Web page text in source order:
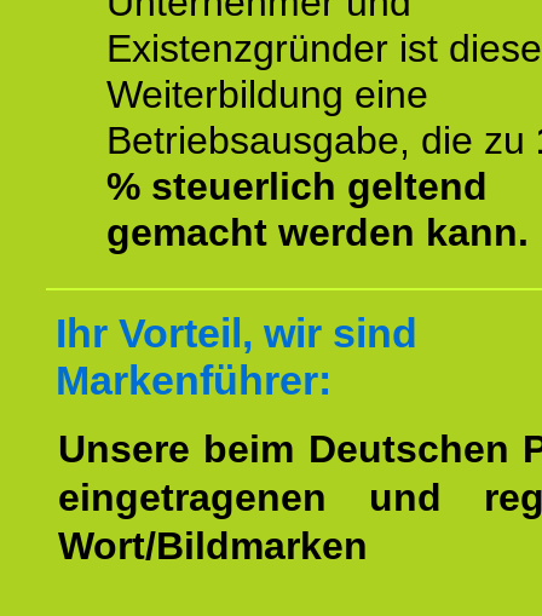
Existenzgründer ist diese
Weiterbildung eine
Betriebsausgabe, die zu
% steuerlich geltend
gemacht werden kann.
Ihr Vorteil, wir sind
Markenführer:
Unsere beim Deutschen
eingetragenen und
Wort/Bildmarken